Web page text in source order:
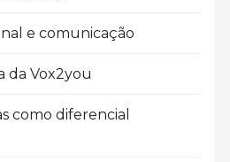
e comunicação
da Vox2you
como diferencial